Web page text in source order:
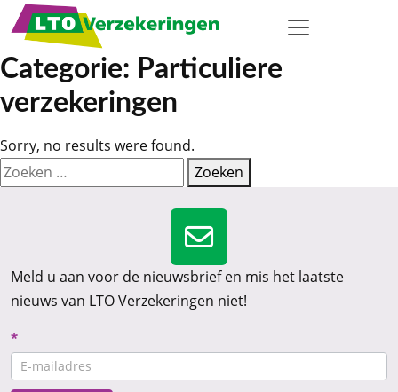
Categorie: Particuliere
verzekeringen
Sorry, no results were found.
Zoeken naar:
Zoeken
Meld u aan voor de nieuwsbrief en mis het laatste
nieuws van LTO Verzekeringen niet!
Nieuwsbrief
CTA
*